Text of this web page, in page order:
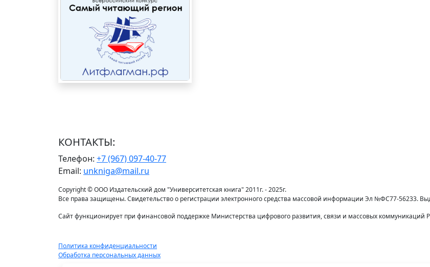
КОНТАКТЫ:
Телефон: +7 (967) 097-40-77
Email: unkniga@mail.ru
Copyright © ООО Издательский дом "Университетская книга" 2011г. - 2025г.
Все права защищены. Свидетельство о регистрации электронного средства массовой информации Эл №ФС77-56233.
Сайт функционирует при финансовой поддержке Министерства цифрового развития, связи и массовых коммуникаций
Политика конфиденциальности
Обработка персональных данных